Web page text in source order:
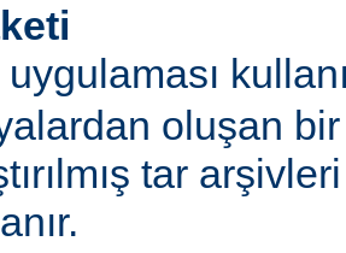
uygulaması
oluşan bir
tar